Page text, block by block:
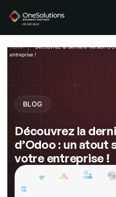
content
Home
Découvrez la dernière version
entreprise !
BLOG
Découvrez la
d’Odoo : un
votre entreprise !